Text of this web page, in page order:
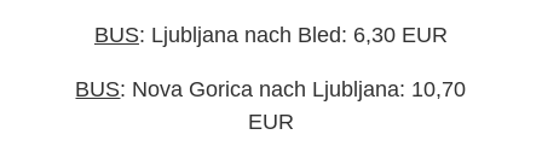
BUS: Ljubljana nach Bled: 6,30 EUR
BUS: Nova Gorica nach Ljubljana: 10,70
EUR